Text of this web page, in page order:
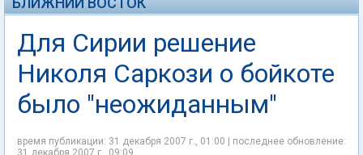
Для Сирии решение
Николя Саркози о бойкоте
было "неожиданным"
время публикации: 31 декабря 2007 г., 01:00 | последнее обновление:
31 декабря 2007 г., 09:09